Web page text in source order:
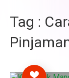
Tag :